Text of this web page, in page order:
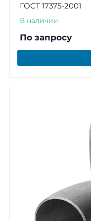
ГОСТ 17375-2001
В наличии
По запросу